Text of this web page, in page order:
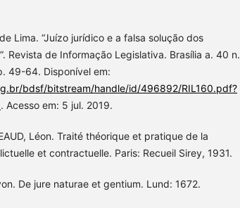
Lima. “Juízo jurídico e a falsa solução dos
Revista de Informação Legislativa. Brasília a. 40 n.
49-64. Disponível em:
bdsf/bitstream/handle/id/496892/RIL160.pdf?
. Acesso em: 5 jul. 2019.
Léon. Traité théorique et pratique de la
et contractuelle. Paris: Recueil Sirey, 1931.
De jure naturae et gentium. Lund: 1672.